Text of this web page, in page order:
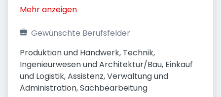
Mehr anzeigen
Gewünschte Berufsfelder
Produktion und Handwerk, Technik,
Ingenieurwesen und Architektur/Bau, Einkauf
und Logistik, Assistenz, Verwaltung und
Administration, Sachbearbeitung